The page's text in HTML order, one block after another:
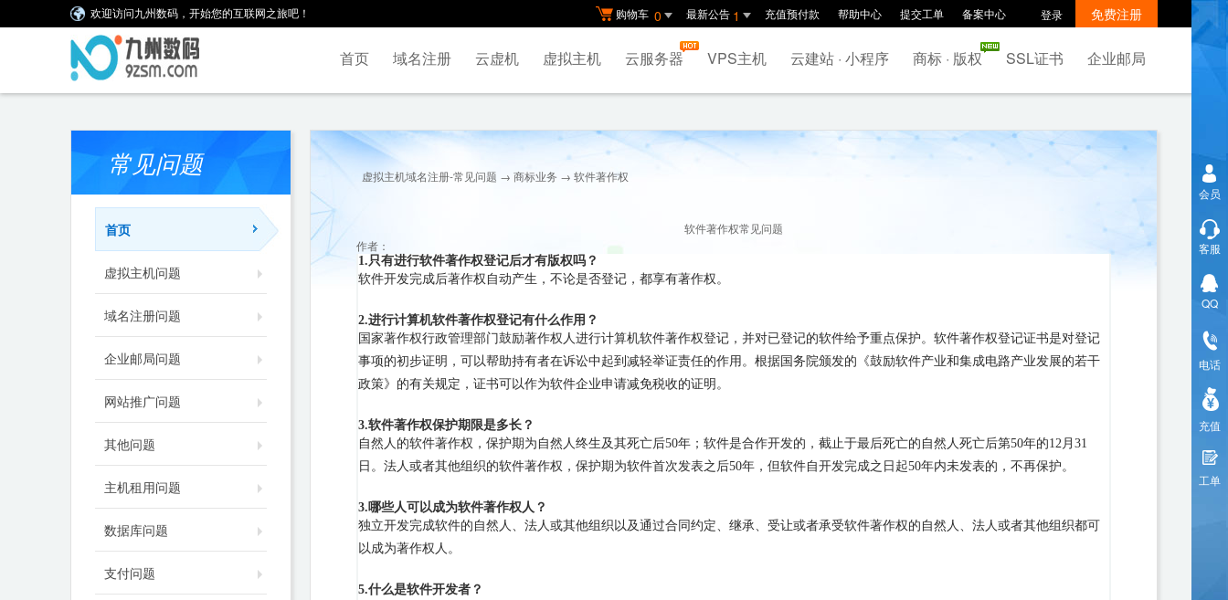
购物车 0 最新公告 1 充值预付款 帮助中心 提交工单 备案中心 登录 免费注册
欢迎访问九州数码，开始您的互联网之旅吧！
首页 域名注册 云虚机 虚拟主机 云服务器 VPS主机 云建站 · 小程序 商标 · 版权 SSL证书 企业邮局
常见问题
首页
虚拟主机问题
域名注册问题
企业邮局问题
网站推广问题
其他问题
主机租用问题
数据库问题
支付问题
虚拟主机域名注册-常见问题 → 商标业务 → 软件著作权
软件著作权常见问题
作者：
1.只有进行软件著作权登记后才有版权吗？
软件开发完成后著作权自动产生，不论是否登记，都享有著作权。
2.进行计算机软件著作权登记有什么作用？
国家著作权行政管理部门鼓励著作权人进行计算机软件著作权登记，并对已登记的软件给予重点保护。软件著作权登记证书是对登记
事项的初步证明，可以帮助持有者在诉讼中起到减轻举证责任的作用。根据国务院颁发的《鼓励软件产业和集成电路产业发展的若干
政策》的有关规定，证书可以作为软件企业申请减免税收的证明。
3.软件著作权保护期限是多长？
自然人的软件著作权，保护期为自然人终生及其死亡后50年；软件是合作开发的，截止于最后死亡的自然人死亡后第50年的12月 31
日。法人或者其他组织的软件著作权，保护期为软件首次发表之后50年，但软件自开发完成之日起50年内未发表的，不再保护。
3.哪些人可以成为软件著作权人？
独立开发完成软件的自然人、法人或其他组织以及通过合同约定、继承、受让或者承受软件著作权的自然人、法人或者其他组织都可
以成为著作权人。
5.什么是软件开发者？
会员
客服
QQ
电话
充值
工单